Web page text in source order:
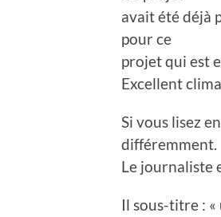
avait été déjà
pour ce
projet qui est
Excellent
Si vous lisez
différemment.
Le journaliste
Il sous-titre : «